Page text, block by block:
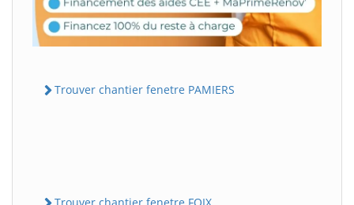
Trouver chantier fenetre PAMIERS